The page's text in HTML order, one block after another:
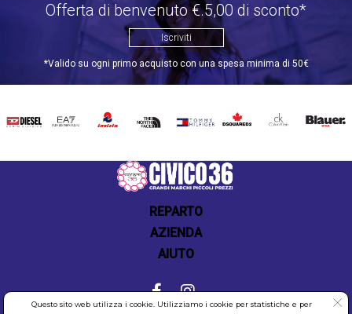
Offerta di benvenuto €.5,00 di sconto*
Iscriviti
*Valido su ogni primo acquisto con una spesa minima di 50€
DIESEL EA7 INVICTATHE
TOMMY
DSQUARED2
CALVIN BLAUER
REPARTO
AZIENDA
AIUTO
Questo sito web utilizza i cookie. Utilizziamo i cookie per statistiche e per